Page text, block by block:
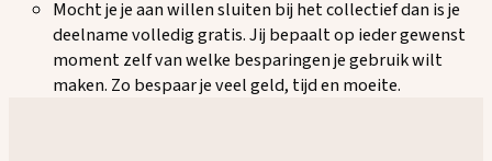
Mocht je je aan willen sluiten bij het collectief dan is je
deelname volledig gratis. Jij bepaalt op ieder gewenst
moment zelf van welke besparingen je gebruik wilt
maken. Zo bespaar je veel geld, tijd en moeite.